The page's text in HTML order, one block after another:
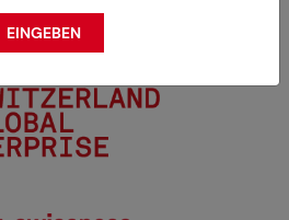
Mitglied von
EINGEBEN